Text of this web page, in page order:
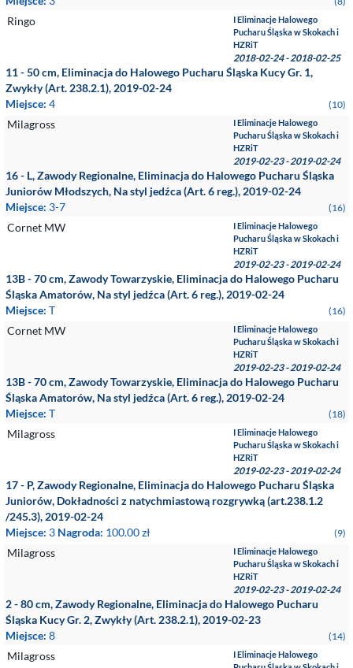
Ringo
I Eliminacje Halowego
Pucharu Śląska w Skokach i
HZRiT
2018-02-24 - 2018-02-25
11 - 50 cm, Eliminacja do Halowego Pucharu Śląska Kucy Gr. 1,
Zwykły (Art. 238.2.1), 2019-02-24
Miejsce: 4 (10)
Milagross
I Eliminacje Halowego
Pucharu Śląska w Skokach i
HZRiT
2019-02-23 - 2019-02-24
16 - L, Zawody Regionalne, Eliminacja do Halowego Pucharu Śląska
Juniorów Młodszych, Na styl jedźca (Art. 6 reg.), 2019-02-24
Miejsce: 3-7 (16)
Cornet MW
I Eliminacje Halowego
Pucharu Śląska w Skokach i
HZRiT
2019-02-23 - 2019-02-24
13B - 70 cm, Zawody Towarzyskie, Eliminacja do Halowego Pucharu
Śląska Amatorów, Na styl jedźca (Art. 6 reg.), 2019-02-24
Miejsce: T (16)
Cornet MW
I Eliminacje Halowego
Pucharu Śląska w Skokach i
HZRiT
2019-02-23 - 2019-02-24
13B - 70 cm, Zawody Towarzyskie, Eliminacja do Halowego Pucharu
Śląska Amatorów, Na styl jedźca (Art. 6 reg.), 2019-02-24
Miejsce: T (18)
Milagross
I Eliminacje Halowego
Pucharu Śląska w Skokach i
HZRiT
2019-02-23 - 2019-02-24
17 - P, Zawody Regionalne, Eliminacja do Halowego Pucharu Śląska
Juniorów, Dokładności z natychmiastową rozgrywką (art.238.1.2
/245.3), 2019-02-24
Miejsce: 3 (9)
Nagroda: 100.00 zł
Milagross
I Eliminacje Halowego
Pucharu Śląska w Skokach i
HZRiT
2019-02-23 - 2019-02-24
2 - 80 cm, Zawody Regionalne, Eliminacja do Halowego Pucharu
Śląska Kucy Gr. 2, Zwykły (Art. 238.2.1), 2019-02-23
Miejsce: 8 (14)
Milagross
I Eliminacje Halowego